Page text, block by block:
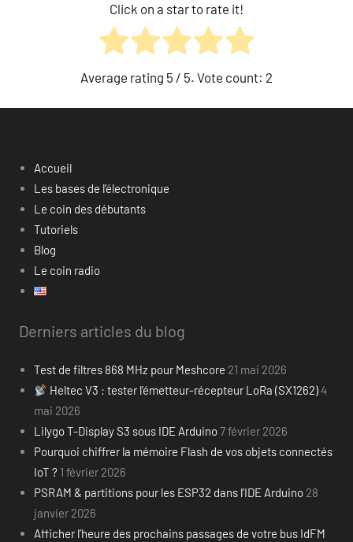
Click on a star to rate it!
Average rating 5 / 5. Vote count: 2
Accueil
Les bases de l’électronique
Le coin des débutants
Tutoriels
Blog
Le coin radio
Derniers articles du blog
Test de filtres 868 MHz pour Meshcore 21 mai 2026
Heltec V3 : tester l’émetteur-récepteur LoRa (SX1262)4
mai 2026
Lilygo T-Display S3 sous IDE Arduino7 février 2026
Pourquoi chiffrer la mémoire Flash de vos objets connectés
IoT ? 1 février 2026
PSRAM & partitions pour les ESP32 dans l’IDE Arduino 28
janvier 2026
Afficher l’heure des prochains passages de votre bus IdFM